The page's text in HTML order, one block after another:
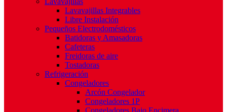
Lavavajillas Integrables
Libre Instalación
Pequeños Electrodomésticos
Batidoras y Amasadoras
Cafeteras
Freidoras de aire
Tostadoras
Refrigeración
Congeladores
Arcón Congelador
Congeladores 1P
Congeladores Bajo Encimera